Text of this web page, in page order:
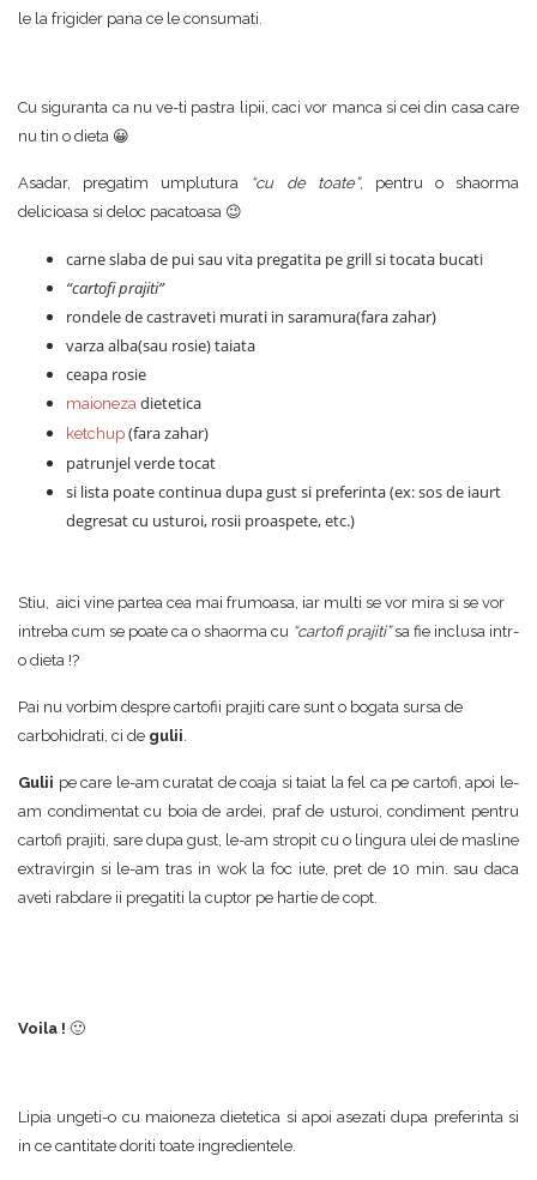
le la frigider pana ce le consumati.
Cu siguranta ca nu ve-ti pastra lipii, caci vor manca si cei din casa care
nu tin o dieta 😀
Asadar, pregatim umplutura “cu de toate”, pentru o shaorma
delicioasa si deloc pacatoasa 😉
carne slaba de pui sau vita pregatita pe grill si tocata bucati
“cartofi prajiti”
rondele de castraveti murati in saramura(fara zahar)
varza alba(sau rosie) taiata
ceapa rosie
maioneza dietetica
ketchup (fara zahar)
patrunjel verde tocat
si lista poate continua dupa gust si preferinta (ex: sos de iaurt
degresat cu usturoi, rosii proaspete, etc.)
Stiu, aici vine partea cea mai frumoasa, iar multi se vor mira si se vor
intreba cum se poate ca o shaorma cu “cartofi prajiti”sa fie inclusa intr-
o dieta !?
Pai nu vorbim despre cartofii prajiti care sunt o bogata sursa de
carbohidrati, ci de gulii.
Gulii pe care le-am curatat de coaja si taiat la fel ca pe cartofi, apoi le-
am condimentat cu boia de ardei, praf de usturoi, condiment pentru
cartofi prajiti, sare dupa gust, le-am stropit cu o lingura ulei de masline
extravirgin si le-am tras in wok la foc iute, pret de 10 min. sau daca
aveti rabdare ii pregatiti la cuptor pe hartie de copt.
Voila ! 🙂
Lipia ungeti-o cu maioneza dietetica si apoi asezati dupa preferinta si
in ce cantitate doriti toate ingredientele.